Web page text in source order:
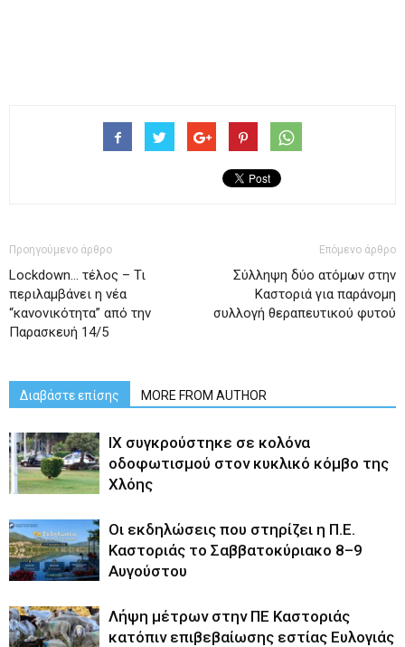
Προηγούμενο άρθρο
Lockdown… τέλος – Τι
περιλαμβάνει η νέα
“κανονικότητα” από την
Παρασκευή 14/5
Επόμενο άρθρο
Σύλληψη δύο ατόμων στην
Καστοριά για παράνομη
συλλογή θεραπευτικού φυτού
Διαβάστε επίσης MORE FROM AUTHOR
ΙΧ συγκρούστηκε σε κολόνα
οδοφωτισμού στον κυκλικό κόμβο της
Χλόης
Οι εκδηλώσεις που στηρίζει η Π.Ε.
Καστοριάς το Σαββατοκύριακο 8–9
Αυγούστου
Λήψη μέτρων στην ΠΕ Καστοριάς
κατόπιν επιβεβαίωσης εστίας Ευλογιάς